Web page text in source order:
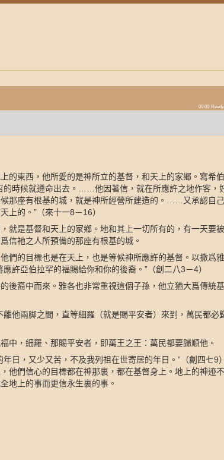
00:00 Ready
的東西，他所愛的是神所立的基督，和天上的家鄉。寫希
的時候就遵命出去。……他因著信，就在所應許之地作客，
那座有根基的城，就是神所經營所建造的。……又承認自
上的。”（來十一8－16）
就是基督和天上的家鄉。地和其上一切所有的，有一天要
信祂之人所預備的那座有根基的城。
們的目標也是在天上，也是等候神所應許的基督。以撒爲
許亞伯拉罕的福賜給你和你的後裔。”（創二八3－4）
後裔中而來。雅各也非常重視這個子孫，他立猶大爲傳統
他兩脚之間，直等細羅（就是賜平安者）來到，萬民都必
中，細羅、那賜平安者，即萬王之王：萬民都要歸順他。
日，又少又苦，不及我列祖在世寄居的年日。”（創四七9
他們信心的目標都在神那裏，都在基督身上。地上的神迹
地上的事而更信永生裏的事。